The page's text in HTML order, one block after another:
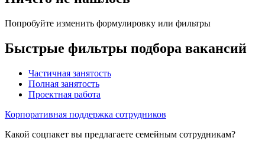
Попробуйте изменить формулировку или фильтры
Быстрые фильтры подбора вакансий
Частичная занятость
Полная занятость
Проектная работа
Корпоративная поддержка сотрудников
Какой соцпакет вы предлагаете семейным сотрудникам?